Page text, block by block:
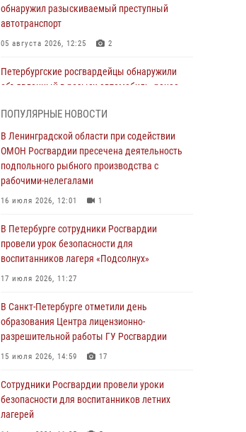
обнаружил разыскиваемый преступный
автотранспорт
05 августа 2026, 12:25 2
Петербургские росгвардейцы обнаружили
объявленный в розыск автомобиль, ранее
Ленобласти
04 августа 2026, 14:05
В Зеленогорске сотрудники Росгвардии, став
очевидцами серьезного ДТП, вызвали на
пострадавшим
03 августа 2026, 14:15 3 1
03 августа 2026, 13:26 5
В Ленинградской области сотрудники
Росгвардии обнаружили пропавшего
вернуться домой
03 августа 2026, 11:51
В Санкт-Петербурге при содействии СОБР
ПОПУЛЯРНЫЕ НОВОСТИ
В Ленинградской области при содействии
ОМОН Росгвардии пресечена деятельность
подпольного рыбного производства с
рабочими-нелегалами
16 июля 2026, 12:01 1
В Петербурге сотрудники Росгвардии
провели урок безопасности для
воспитанников лагеря «Подсолнух»
17 июля 2026, 11:27
В Санкт-Петербурге отметили день
образования Центра лицензионно-
разрешительной работы ГУ Росгвардии
15 июля 2026, 14:59 17
Сотрудники Росгвардии провели уроки
безопасности для воспитанников летних
лагерей